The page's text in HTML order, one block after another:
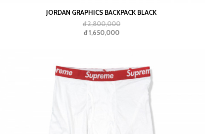
JORDAN GRAPHICS BACKPACK BLACK
đ 2,800,000
đ 1,650,000